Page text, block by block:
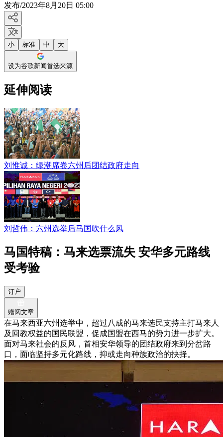
发布/2023年8月20日 05:00
小 标准 中 大
设为谷歌新闻首选来源
延伸阅读
刘惟诚：绿潮席卷六州后团结政府走向
刘哲伟：六州选举后马国吹什么风
马国特稿：马来选票流失 安华多元路线
受考验
订户
赠阅文章
在马来西亚六州选举中，超过八成的马来选民支持主打马来人
及回教权益的国民联盟，促成国盟在西马的势力进一步扩大。
面对马来社会的反风，首相安华领导的团结政府来到分岔路
口，面临坚持多元化路线，抑或走向种族政治的抉择。